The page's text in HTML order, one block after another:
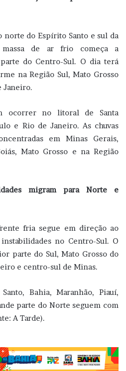
norte do Espírito Santo e sul da
massa de ar frio começa a
do Centro-Sul. O dia terá
na Região Sul, Mato Grosso
Janeiro.
ocorrer no litoral de Santa
e Rio de Janeiro. As chuvas
em Minas Gerais,
Mato Grosso e na Região
migram para Norte e
fria segue em direção ao
no Centro-Sul. O
parte do Sul, Mato Grosso do
e centro-sul de Minas.
Bahia, Maranhão, Piauí,
parte do Norte seguem com
A Tarde).